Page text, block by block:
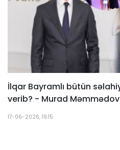
İlqar Bayramlı bütün
verib? - Murad
17-06-2026, 19:15